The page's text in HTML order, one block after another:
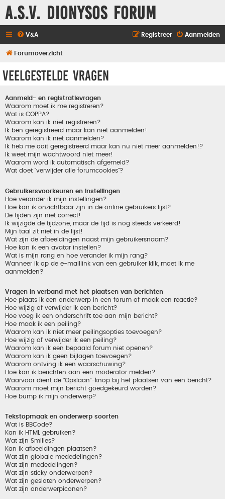
A.S.V. Dionysos Forum
V&A Aanmelden
Registreer
Forumoverzicht
Veelgestelde vragen
Aanmeld- en registratievragen
Waarom moet ik me registreren?
Wat is COPPA?
Waarom kan ik niet registreren?
Ik ben geregistreerd maar kan niet aanmelden!
Waarom kan ik niet aanmelden?
Ik heb me ooit geregistreerd maar kan nu niet meer aanmelden!?
Ik weet mijn wachtwoord niet meer!
Waarom word ik automatisch afgemeld?
Wat doet "verwijder alle forumcookies"?
Gebruikersvoorkeuren en instellingen
Hoe verander ik mijn instellingen?
Hoe kan ik onzichtbaar zijn in de online gebruikers lijst?
De tijden zijn niet correct!
Ik wijzigde de tijdzone, maar de tijd is nog steeds verkeerd!
Mijn taal zit niet in de lijst!
Wat zijn de afbeeldingen naast mijn gebruikersnaam?
Hoe kan ik een avatar instellen?
Wat is mijn rang en hoe verander ik mijn rang?
Wanneer ik op de e-maillink van een gebruiker klik, moet ik me
aanmelden?
Vragen in verband met het plaatsen van berichten
Hoe plaats ik een onderwerp in een forum of maak een reactie?
Hoe wijzig of verwijder ik een bericht?
Hoe voeg ik een onderschrift toe aan mijn bericht?
Hoe maak ik een peiling?
Waarom kan ik niet meer peilingsopties toevoegen?
Hoe wijzig of verwijder ik een peiling?
Waarom kan ik een bepaald forum niet openen?
Waarom kan ik geen bijlagen toevoegen?
Waarom ontving ik een waarschuwing?
Hoe kan ik berichten aan een moderator melden?
Waarvoor dient de "Opslaan"-knop bij het plaatsen van een bericht?
Waarom moet mijn bericht goedgekeurd worden?
Hoe bump ik mijn onderwerp?
Tekstopmaak en onderwerp soorten
Wat is BBCode?
Kan ik HTML gebruiken?
Wat zijn Smilies?
Kan ik afbeeldingen plaatsen?
Wat zijn globale mededelingen?
Wat zijn mededelingen?
Wat zijn sticky onderwerpen?
Wat zijn gesloten onderwerpen?
Wat zijn onderwerpiconen?